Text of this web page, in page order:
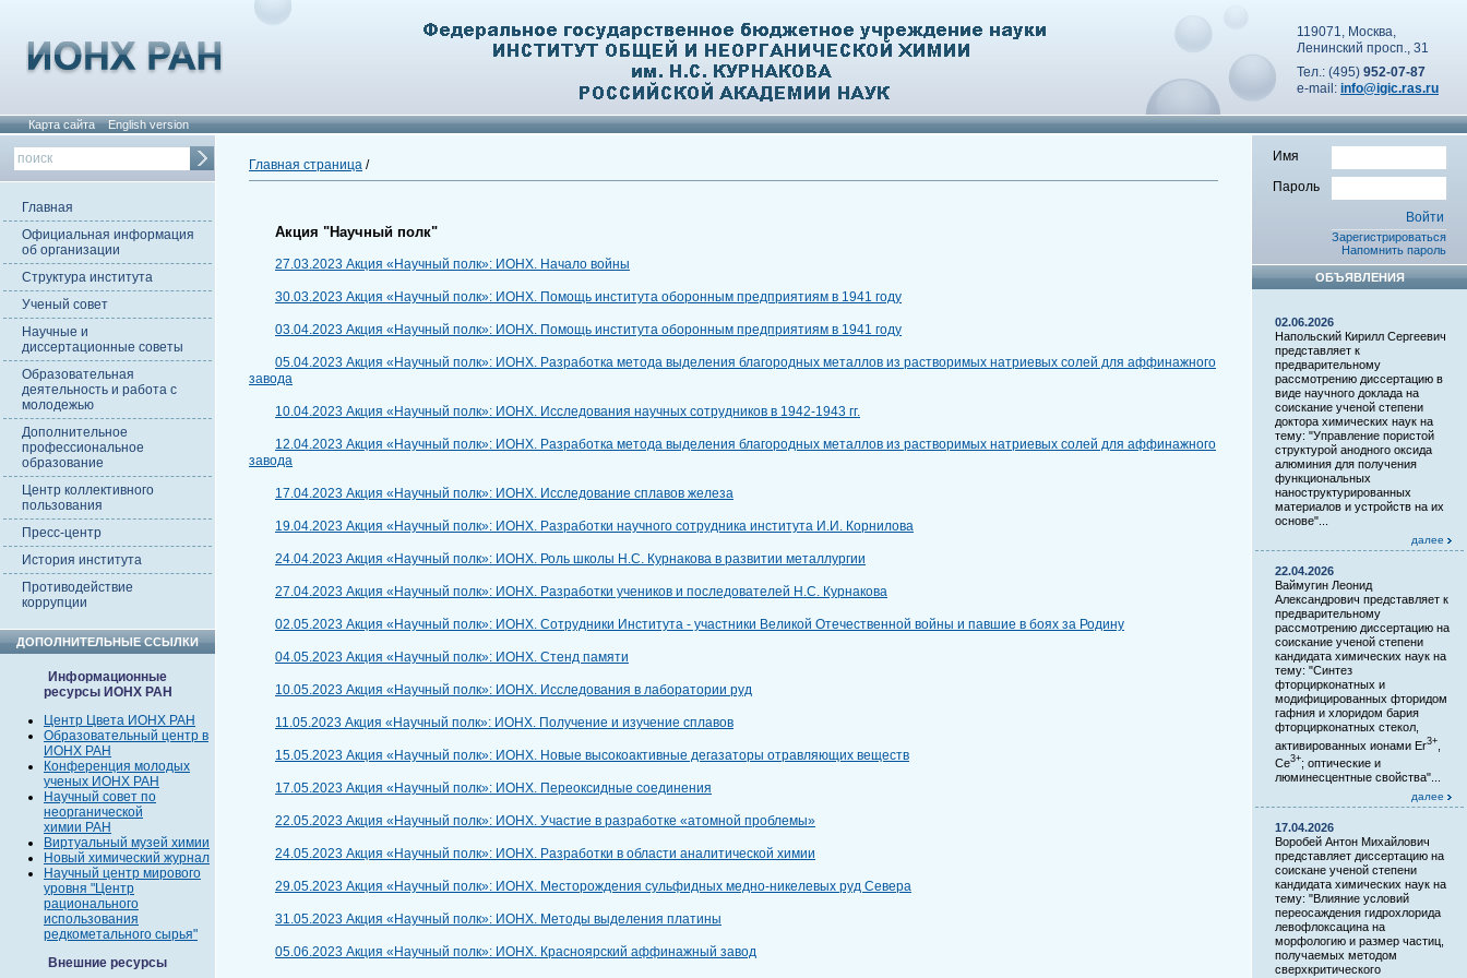
119071, Москва,
Ленинский просп., 31
Тел.: (495) 952-07-87
e-mail: info@igic.ras.ru
Карта сайта English version
Главная
Официальная информация
об организации
Структура института
Ученый совет
Научные и
диссертационные советы
Образовательная
деятельность и работа с
молодежью
Дополнительное
профессиональное
образование
Центр коллективного
пользования
Пресс-центр
История института
Противодействие
коррупции
ДОПОЛНИТЕЛЬНЫЕ ССЫЛКИ
Информационные
ресурсы ИОНХ РАН
Центр Цвета ИОНХ РАН
Образовательный центр в
ИОНХ РАН
Конференция молодых
ученых ИОНХ РАН
Научный совет по
неорганической
химии РАН
Виртуальный музей химии
Новый химический журнал
Научный центр мирового
уровня "Центр
рационального
использования
редкометального сырья"
Внешние ресурсы
Главная страница /
Акция "Научный полк"
27.03.2023 Акция «Научный полк»: ИОНХ. Начало войны
30.03.2023 Акция «Научный полк»: ИОНХ. Помощь института оборонным предприятиям в 1941 году
03.04.2023 Акция «Научный полк»: ИОНХ. Помощь института оборонным предприятиям в 1941 году
05.04.2023 Акция «Научный полк»: ИОНХ. Разработка метода выделения благородных металлов из растворимых натриевых солей для аффинажного
завода
10.04.2023 Акция «Научный полк»: ИОНХ. Исследования научных сотрудников в 1942-1943 гг.
12.04.2023 Акция «Научный полк»: ИОНХ. Разработка метода выделения благородных металлов из растворимых натриевых солей для аффинажного
завода
17.04.2023 Акция «Научный полк»: ИОНХ. Исследование сплавов железа
19.04.2023 Акция «Научный полк»: ИОНХ. Разработки научного сотрудника института И.И. Корнилова
24.04.2023 Акция «Научный полк»: ИОНХ. Роль школы Н.С. Курнакова в развитии металлургии
27.04.2023 Акция «Научный полк»: ИОНХ. Разработки учеников и последователей Н.С. Курнакова
02.05.2023 Акция «Научный полк»: ИОНХ. Сотрудники Института - участники Великой Отечественной войны и павшие в боях за Родину
04.05.2023 Акция «Научный полк»: ИОНХ. Стенд памяти
10.05.2023 Акция «Научный полк»: ИОНХ. Исследования в лаборатории руд
11.05.2023 Акция «Научный полк»: ИОНХ. Получение и изучение сплавов
15.05.2023 Акция «Научный полк»: ИОНХ. Новые высокоактивные дегазаторы отравляющих веществ
17.05.2023 Акция «Научный полк»: ИОНХ. Переоксидные соединения
22.05.2023 Акция «Научный полк»: ИОНХ. Участие в разработке «атомной проблемы»
24.05.2023 Акция «Научный полк»: ИОНХ. Разработки в области аналитической химии
29.05.2023 Акция «Научный полк»: ИОНХ. Месторождения сульфидных медно-никелевых руд Севера
31.05.2023 Акция «Научный полк»: ИОНХ. Методы выделения платины
05.06.2023 Акция «Научный полк»: ИОНХ. Красноярский аффинажный завод
Имя
Пароль
Зарегистрироваться
Напомнить пароль
ОБЪЯВЛЕНИЯ
02.06.2026
Напольский Кирилл Сергеевич
представляет к
предварительному
рассмотрению диссертацию в
виде научного доклада на
соискание ученой степени
доктора химических наук на
тему: "Управление пористой
структурой анодного оксида
алюминия для получения
функциональных
наноструктурированных
материалов и устройств на их
основе"...
далее
22.04.2026
Ваймугин Леонид
Александрович представляет к
предварительному
рассмотрению диссертацию на
соискание ученой степени
кандидата химических наук на
тему: "Синтез
фторцирконатных и
модифицированных фторидом
гафния и хлоридом бария
фторцирконатных стекол,
активированных ионами Er3+
Ce3+; оптические и
люминесцентные свойства"...
далее
17.04.2026
Воробей Антон Михайлович
представляет диссертацию на
соискане ученой степени
кандидата химических наук на
тему: "Влияние условий
переосаждения гидрохлорида
левофлоксацина на
морфологию и размер частиц,
получаемых методом
сверхкритического